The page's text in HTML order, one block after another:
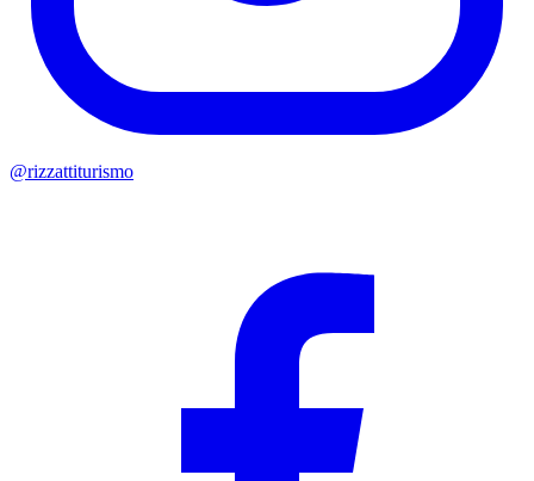
@rizzattiturismo